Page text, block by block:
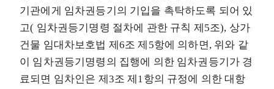
기관에게 임차권등기의 기입을 촉탁하도록 되어 있
고( 임차권등기명령 절차에 관한 규칙 제5조), 상가
건물 임대차보호법 제6조 제5항에 의하면, 위와 같
이 임차권등기명령의 집행에 의한 임차권등기가 경
료되면 임차인은 제3조 제1항의 규정에 의한 대항